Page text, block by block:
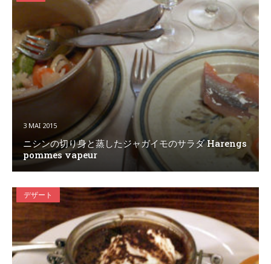
3 MAI 2015
ニシンの切り身と蒸したジャガイモのサラダ Harengs
pommes vapeur
デザート